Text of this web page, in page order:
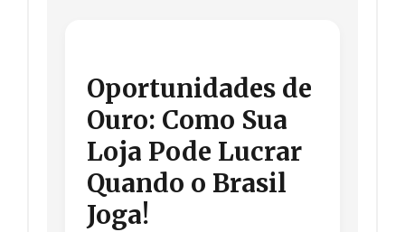
Oportunidades de
Ouro: Como Sua
Loja Pode Lucrar
Quando o Brasil
Joga!